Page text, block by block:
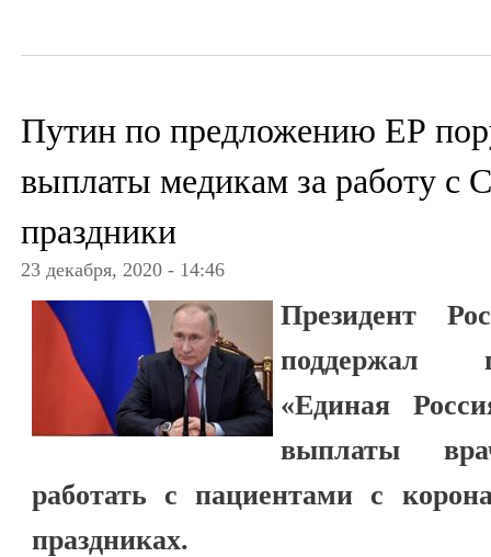
Путин по предложению ЕР
выплаты медикам за работу с
праздники
23 декабря, 2020 - 14:46
Президент
поддержал
«Единая
выплаты
работать с пациентами с
праздниках.